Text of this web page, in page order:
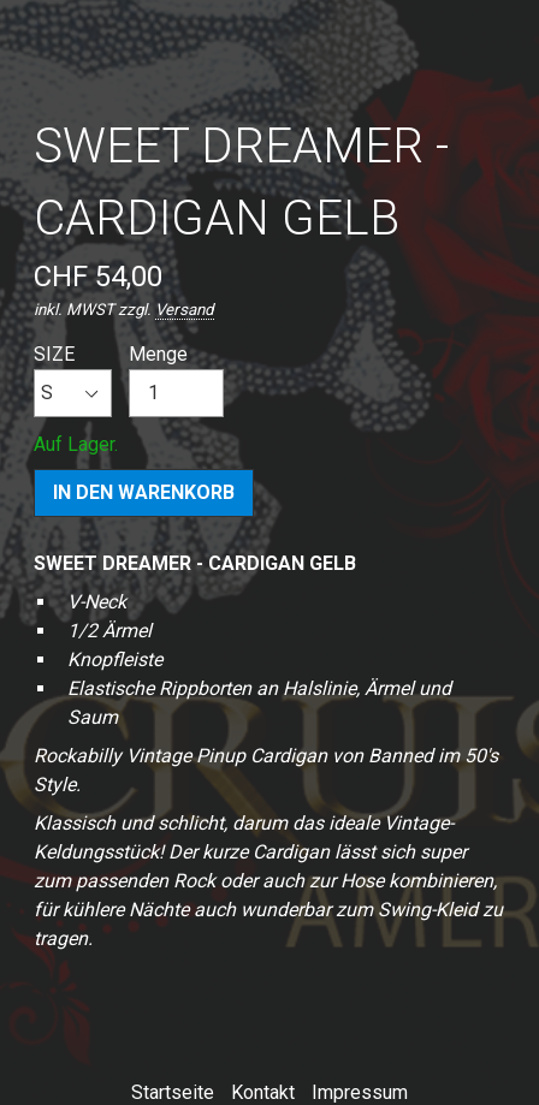
SWEET DREAMER -
CARDIGAN GELB
CHF 54,00
inkl. MWST zzgl. Versand
SIZE Menge
Auf Lager.
SWEET DREAMER -CARDIGAN GELB
V-Neck
1/2 Ärmel
Knopfleiste
Elastische Rippborten an Halslinie, Ärmel und
Saum
Rockabilly Vintage Pinup Cardigan von Banned im 50's
Style.
Klassisch und schlicht, darum das ideale Vintage-
Keldungsstück! Der kurze Cardigan lässt sich super
zum passenden Rock oder auch zur Hose kombinieren,
für kühlere Nächte auch wunderbar zum Swing-Kleid zu
tragen.
Startseite Kontakt Impressum